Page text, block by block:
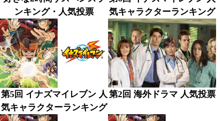
ンキング・人気投票
気キャラクターランキング
第5回 イナズマイレブン 人
気キャラクターランキング
第2回 海外ドラマ 人気投票